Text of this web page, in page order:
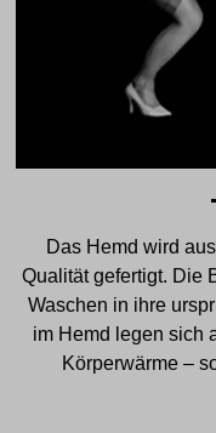
Das Hemd wird
Qualität gefertigt. Die
Waschen in ihre
im Hemd legen sich
Körperwärme –